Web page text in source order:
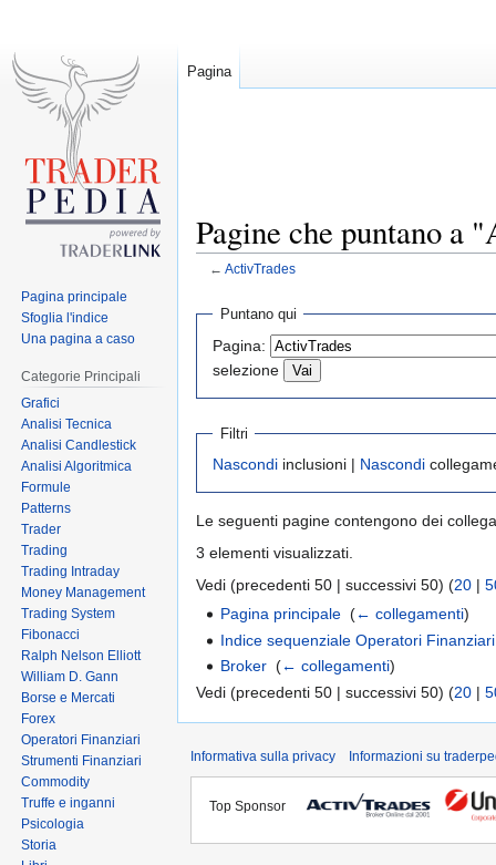
Pagine che puntano a
← ActivTrades
Jump
navigation
Jump
search
Puntano qui
Pagina:
selezione
Filtri
Nascondi inclusioni | Nascondi
Le seguenti pagine contengono dei
3 elementi visualizzati.
Vedi (precedenti 50 | successivi 50) (20 |
Pagina principale ‎(← collegamenti)
Indice sequenziale Operatori Finanziari
Broker ‎(← collegamenti)
Vedi (precedenti 50 | successivi 50) (20 |
Pagina
Pagina principale
Sfoglia l'indice
Una pagina a caso
Categorie Principali
Grafici
Analisi Tecnica
Analisi Candlestick
Analisi Algoritmica
Formule
Patterns
Trader
Trading
Trading Intraday
Money Management
Trading System
Fibonacci
Ralph Nelson Elliott
William D. Gann
Borse e Mercati
Forex
Operatori Finanziari
Strumenti Finanziari
Commodity
Truffe e inganni
Psicologia
Storia
Informativa sulla privacy Informazioni su
Top Sponsor